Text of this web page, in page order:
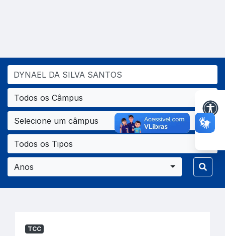
Todos os Câmpus
Selecione um câmpus
Todos os Tipos
Anos
TCC